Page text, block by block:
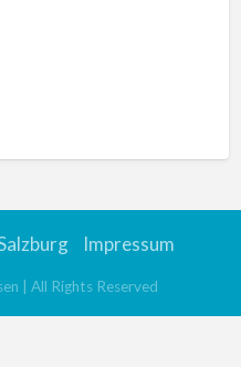
Impressum
| All Rights Reserved